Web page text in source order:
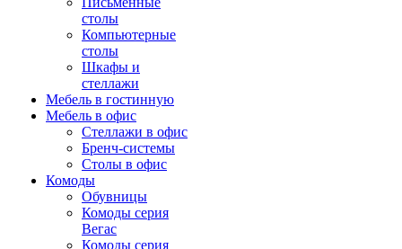
столы
Компьютерные
столы
Шкафы и
стеллажи
Мебель в гостинную
Мебель в офис
Стеллажи в офис
Бренч-системы
Столы в офис
Комоды
Обувницы
Комоды серия
Вегас
Комоды серия